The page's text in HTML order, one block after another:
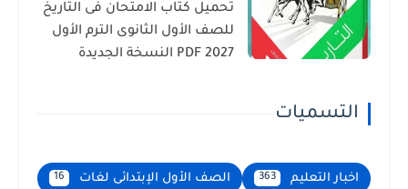
تحميل كتاب الامتحان فى التاريخ
للصف الأول الثانوى الترم الأول
2027 PDF النسخة الجديدة
التسميات
اخبار التعليم 363 الصف الأول الإبتدائى لغات 16